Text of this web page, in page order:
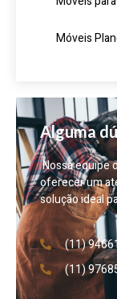
Móveis
Alguma
Nossa equipe
oferecer um
solução ideal
(11)
(11)